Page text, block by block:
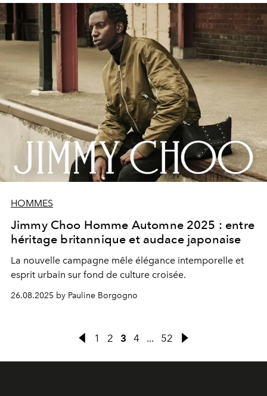
HOMMES
Jimmy Choo Homme Automne 2025 : entre
héritage britannique et audace japonaise
La nouvelle campagne mêle élégance intemporelle et
esprit urbain sur fond de culture croisée.
26.08.2025 by Pauline Borgogno
1 2 3 4 ... 52